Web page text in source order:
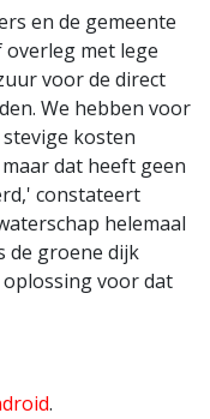
en de gemeente
met lege
voor de direct
We hebben voor
kosten
dat heeft geen
constateert
helemaal
de groene dijk
voor dat
.